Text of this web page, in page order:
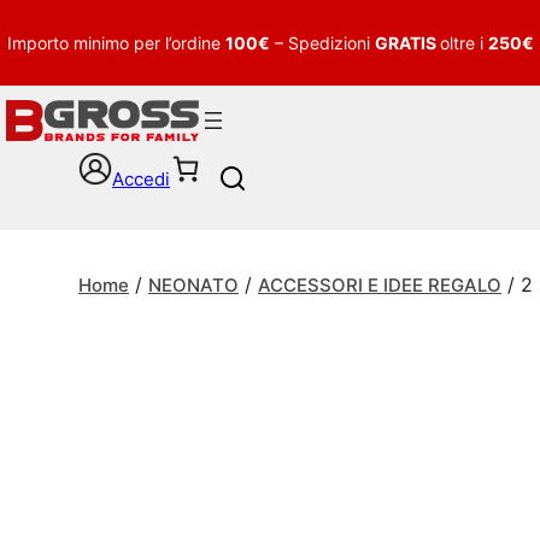
Importo minimo per l’ordine 100€ – Spedizioni GRATISoltre i 250€
Accedi
c
Home / NEONATO / ACCESSORI E IDEE REGALO / 2